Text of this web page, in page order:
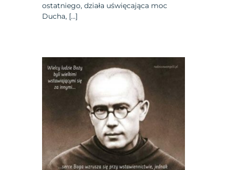
ostatniego, działa uświęcająca moc
Ducha, […]